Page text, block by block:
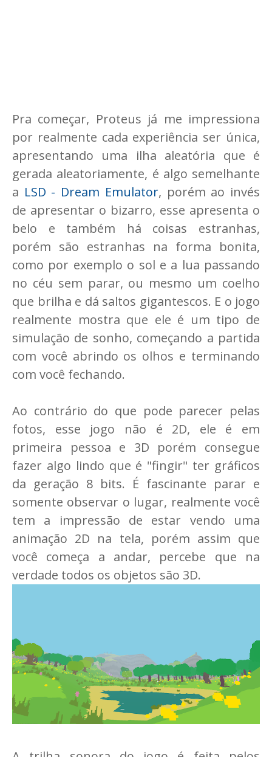
Pra começar, Proteus já me impressiona
por realmente cada experiência ser única,
apresentando uma ilha aleatória que é
gerada aleatoriamente, é algo semelhante
a LSD - Dream Emulator, porém ao invés
de apresentar o bizarro, esse apresenta o
belo e também há coisas estranhas,
porém são estranhas na forma bonita,
como por exemplo o sol e a lua passando
no céu sem parar, ou mesmo um coelho
que brilha e dá saltos gigantescos. E o jogo
realmente mostra que ele é um tipo de
simulação de sonho, começando a partida
com você abrindo os olhos e terminando
com você fechando.
Ao contrário do que pode parecer pelas
fotos, esse jogo não é 2D, ele é em
primeira pessoa e 3D porém consegue
fazer algo lindo que é "fingir" ter gráficos
da geração 8 bits. É fascinante parar e
somente observar o lugar, realmente você
tem a impressão de estar vendo uma
animação 2D na tela, porém assim que
você começa a andar, percebe que na
verdade todos os objetos são 3D.